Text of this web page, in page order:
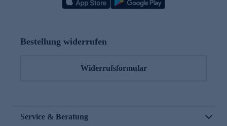
Bestellung widerrufen
Widerrufsformular
Service & Beratung